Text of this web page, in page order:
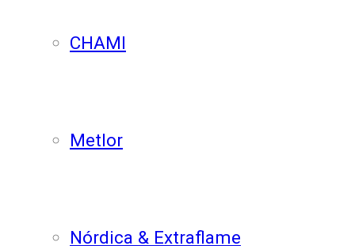
CHAMI
Metlor
Nórdica & Extraflame